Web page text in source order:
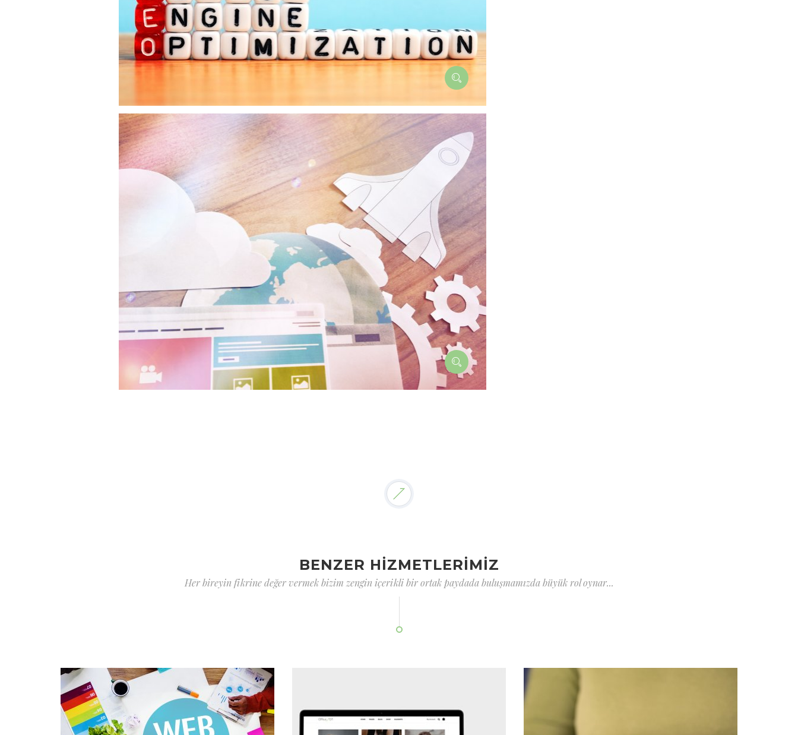
BENZER HİZMETLERİMİZ
Her bireyin fikrine değer vermek bizim zengin içerikli bir ortak paydada buluşmamızda büyük rol oynar...